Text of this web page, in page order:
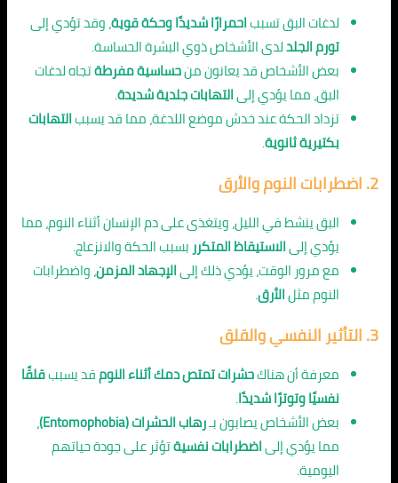
لدغات البق تسبباحمرارًا شديدًا وحكة قوية، وقد تؤدي إلى
تورم الجلدلدى الأشخاص ذوي البشرة الحساسة.
بعض الأشخاص قد يعانون منحساسية مفرطةتجاه لدغات
البق، مما يؤدي إلىالتهابات جلدية شديدة.
تزداد الحكة عند خدش موضع اللدغة، مما قد يسببالتهابات
بكتيرية ثانوية.
2. اضطرابات النوم والأرق
البق ينشط في الليل، ويتغذى على دم الإنسان أثناء النوم، مما
يؤدي إلىالاستيقاظ المتكرر بسبب الحكة والانزعاج.
مع مرور الوقت، يؤدي ذلك إلىالإجهاد المزمن، واضطرابات
النوم مثلالأرق.
3. التأثير النفسي والقلق
معرفة أن هناكحشرات تمتص دمك أثناء النومقد يسببقلقًا
نفسيًا وتوترًا شديدًا.
بعض الأشخاص يصابون بـرهاب الحشرات (Entomophobia)
،
مما يؤدي إلىاضطرابات نفسيةتؤثر على جودة حياتهم
اليومية.